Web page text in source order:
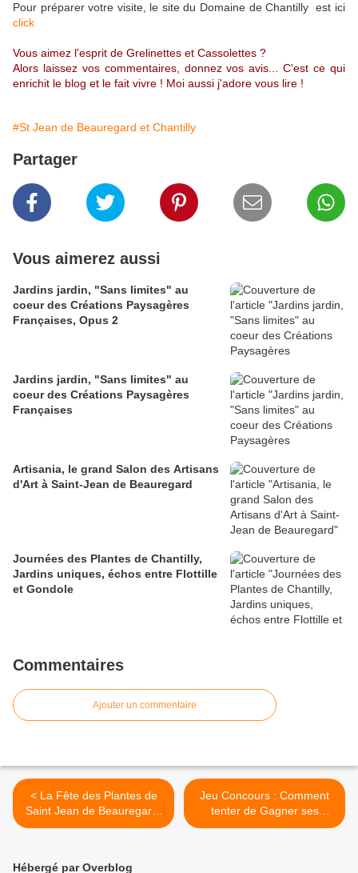
Pour préparer votre visite, le site du Domaine de Chantilly est ici
click
Vous aimez l'esprit de Grelinettes et Cassolettes ?
Alors laissez vos commentaires, donnez vos avis... C'est ce qui
enrichit le blog et le fait vivre ! Moi aussi j'adore vous lire !
#St Jean de Beauregard et Chantilly
Partager
Vous aimerez aussi
Jardins jardin, "Sans limites" au
coeur des Créations Paysagères
Françaises, Opus 2
Jardins jardin, "Sans limites" au
coeur des Créations Paysagères
Françaises
Artisania, le grand Salon des Artisans
d'Art à Saint-Jean de Beauregard
Journées des Plantes de Chantilly,
Jardins uniques, échos entre Flottille
et Gondole
Commentaires
Ajouter un commentaire
< La Fête des Plantes de
Saint Jean de Beauregard,
c'est maintenant !
Jeu Concours : Comment
tenter de Gagner ses
Entrées Coupe File pour les
Hébergé par Overblog